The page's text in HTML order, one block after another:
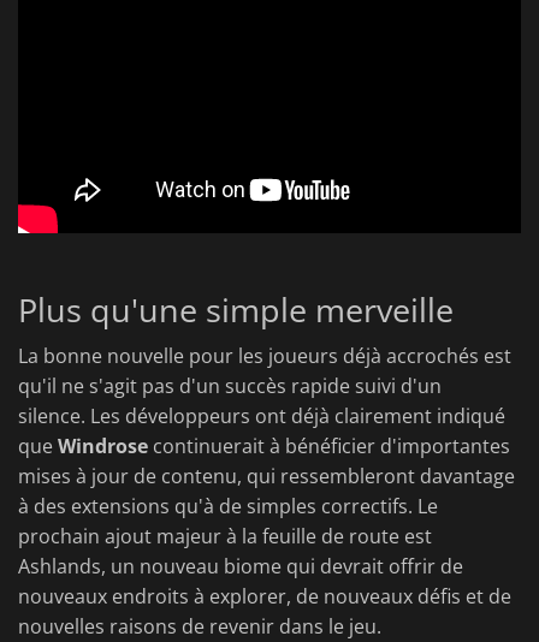
Plus qu'une simple merveille
La bonne nouvelle pour les joueurs déjà accrochés est
qu'il ne s'agit pas d'un succès rapide suivi d'un
silence. Les développeurs ont déjà clairement indiqué
queWindrose continuerait à bénéficier d'importantes
mises à jour de contenu, qui ressembleront davantage
à des extensions qu'à de simples correctifs. Le
prochain ajout majeur à la feuille de route est
Ashlands, un nouveau biome qui devrait offrir de
nouveaux endroits à explorer, de nouveaux défis et de
nouvelles raisons de revenir dans le jeu.